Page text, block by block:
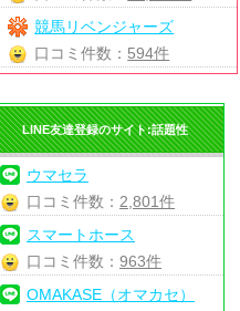
競馬リベンジャーズ
口コミ件数： 594件
LINE友達登録のサイト:話題性
ウマセラ
口コミ件数： 2,801件
スマートホース
口コミ件数： 963件
OMAKASE（オマカセ）